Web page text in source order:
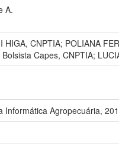
A.
HIGA, CNPTIA; POLIANA
Capes, CNPTIA;
Informática Agropecuária,